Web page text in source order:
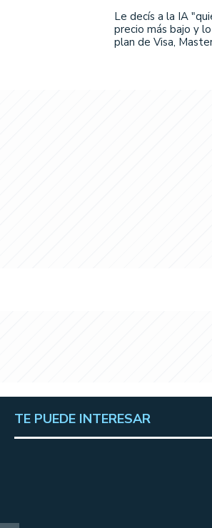
Le decís a la IA
precio más bajo y
plan de Visa,
TE PUEDE INTERESAR